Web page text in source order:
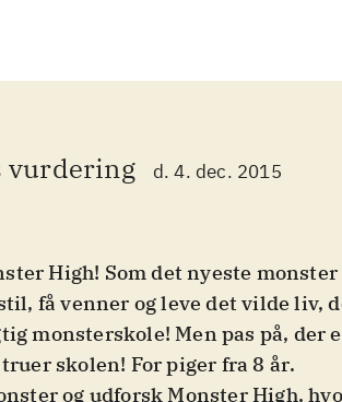
vurdering d. 4. dec. 2015
High! Som det nyeste
få venner og leve det vilde liv,
monsterskole! Men pas på, der
skolen! For piger fra 8 år.
og udforsk Monster High,